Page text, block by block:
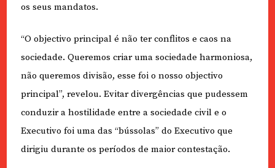
os seus mandatos.
“O objectivo principal é não ter conflitos e caos na
sociedade. Queremos criar uma sociedade harmoniosa,
não queremos divisão, esse foi o nosso objectivo
principal”, revelou. Evitar divergências que pudessem
conduzir a hostilidade entre a sociedade civil e o
Executivo foi uma das “bússolas” do Executivo que
dirigiu durante os períodos de maior contestação.